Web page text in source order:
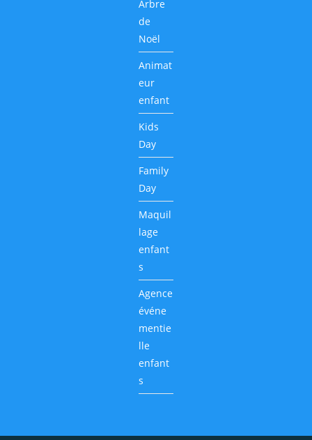
Arbre
de
Noël
Animat
eur
enfant
Kids
Day
Family
Day
Maquil
lage
enfant
s
Agence
événe
mentie
lle
enfant
s